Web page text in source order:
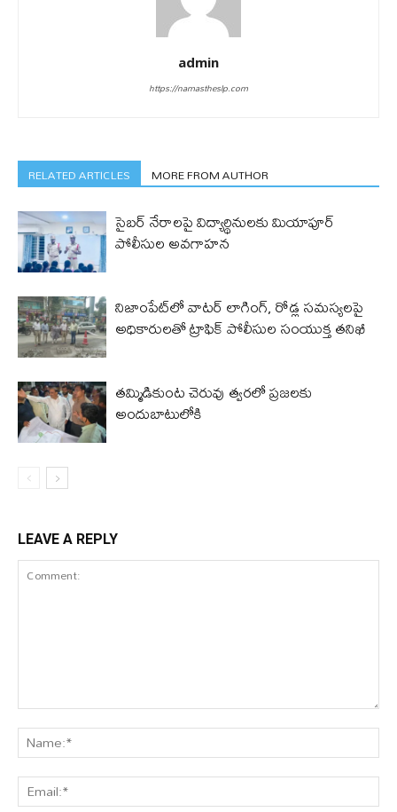
admin
https://namastheslp.com
RELATED ARTICLES MORE FROM AUTHOR
సైబర్ నేరాలపై విద్యార్థినులకు మియాపూర్
పోలీసుల అవగాహన
నిజాంపేట్‌లో వాటర్ లాగింగ్, రోడ్ల సమస్యలపై
అధికారులతో ట్రాఫిక్ పోలీసుల సంయుక్త తనిఖీ
తమ్మిడికుంట చెరువు త్వరలో ప్రజలకు
అందుబాటులోకి
LEAVE A REPLY